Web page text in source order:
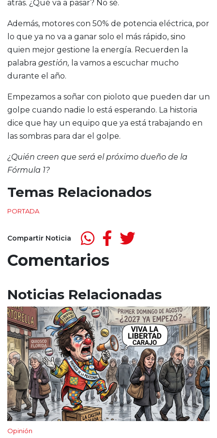
atrás. ¿Qué va a pasar? No sé.
Además, motores con 50% de potencia eléctrica, por
lo que ya no va a ganar solo el más rápido, sino
quien mejor gestione la energía. Recuerden la
palabra gestión, la vamos a escuchar mucho
durante el año.
Empezamos a soñar con pioloto que pueden dar un
golpe cuando nadie lo está esperando. La historia
dice que hay un equipo que ya está trabajando en
las sombras para dar el golpe.
¿Quién creen que será el próximo dueño de la
Fórmula 1?
Temas Relacionados
PORTADA
Compartir Noticia
Comentarios
Noticias Relacionadas
Opinión